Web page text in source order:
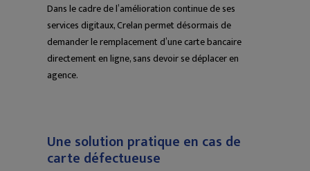
Dans le cadre de l’amélioration continue de ses
services digitaux, Crelan permet désormais de
demander le remplacement d’une carte bancaire
directement en ligne, sans devoir se déplacer en
agence.
Une solution pratique en cas de
carte défectueuse